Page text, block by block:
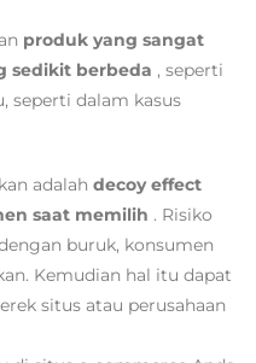
produk yang sangat
sedikit berbeda , seperti
seperti dalam kasus
adalah decoy effect
saat memilih . Risiko
buruk, konsumen
Kemudian hal itu dapat
situs atau perusahaan